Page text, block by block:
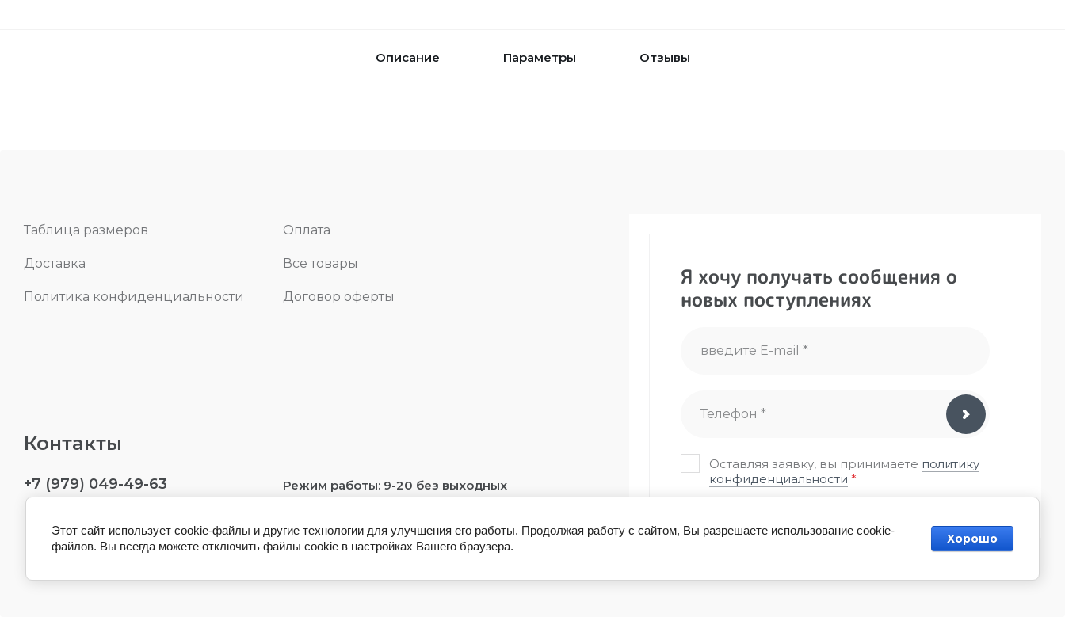
Описание Параметры Отзывы
Таблица размеров Оплата
Доставка Все товары
Политика конфиденциальности Договор оферты
Контакты
+7 (979) 049-49-63
Режим работы: 9-20 без выходных
Я хочу получать сообщения о
новых поступлениях
Оставляя заявку, вы принимаете политику
конфиденциальности *
Этот сайт использует cookie-файлы и другие технологии для улучшения его работы. Продолжая работу с сайтом, Вы разрешаете использование cookie-
файлов. Вы всегда можете отключить файлы cookie в настройках Вашего браузера.
Хорошо